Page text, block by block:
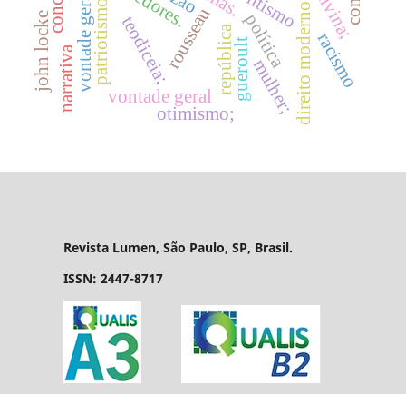
rousseaurepública
vontade geralpatriotismo
vontade geral direito moderno.
teodiceia;
otimismo;
gueroultpolítica
mulher;
john locke racismo
narrativa
Revista Lumen, São Paulo, SP, Brasil.
ISSN: 2447-8717